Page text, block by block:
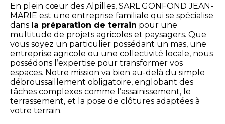
En plein cœur des Alpilles, SARL GONFOND JEAN-
MARIE est une entreprise familiale qui se spécialise
dans la préparation de terrain pour une
multitude de projets agricoles et paysagers. Que
vous soyez un particulier possédant un mas, une
entreprise agricole ou une collectivité locale, nous
possédons l’expertise pour transformer vos
espaces. Notre mission va bien au-delà du simple
débroussaillement obligatoire, englobant des
tâches complexes comme l’assainissement, le
terrassement, et la pose de clôtures adaptées à
votre terrain.